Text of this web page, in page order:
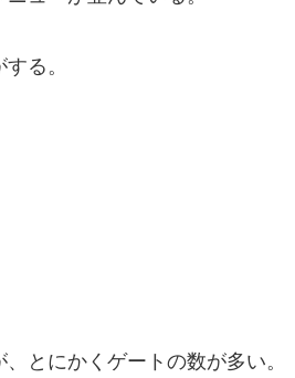
る。
とにかくゲートの数が多い。